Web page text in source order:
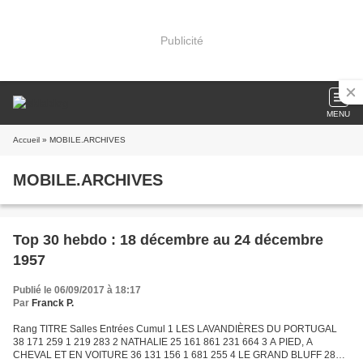
Publicité
MENU
Accueil » MOBILE.ARCHIVES
MOBILE.ARCHIVES
Top 30 hebdo : 18 décembre au 24 décembre
1957
Publié le 06/09/2017 à 18:17
Par Franck P.
Rang TITRE Salles Entrées Cumul 1 LES LAVANDIÈRES DU PORTUGAL
38 171 259 1 219 283 2 NATHALIE 25 161 861 231 664 3 A PIED, A
CHEVAL ET EN VOITURE 36 131 156 1 681 255 4 LE GRAND BLUFF 28